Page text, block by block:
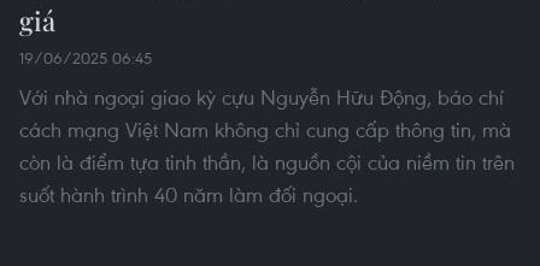
giá
19/06/2025 06:45
Với nhà ngoại giao kỳ cựu Nguyễn Hữu Động, báo chí
cách mạng Việt Nam không chỉ cung cấp thông tin, mà
còn là điểm tựa tinh thần, là nguồn cội của niềm tin trên
suốt hành trình 40 năm làm đối ngoại.